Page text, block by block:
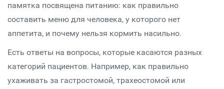
памятка посвящена питанию: как правильно
составить меню для человека, у которого нет
аппетита, и почему нельзя кормить насильно.
Есть ответы на вопросы, которые касаются разных
категорий пациентов. Например, как правильно
ухаживать за гастростомой, трахеостомой или